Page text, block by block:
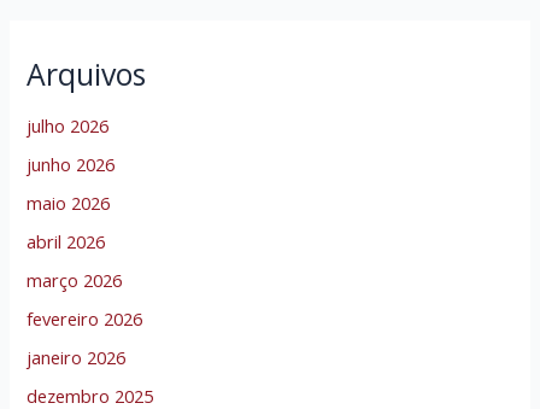
Arquivos
julho 2026
junho 2026
maio 2026
abril 2026
março 2026
fevereiro 2026
janeiro 2026
dezembro 2025